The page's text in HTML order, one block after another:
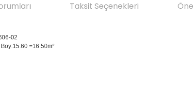
Taksit Seçenekleri
02
=16.50m²